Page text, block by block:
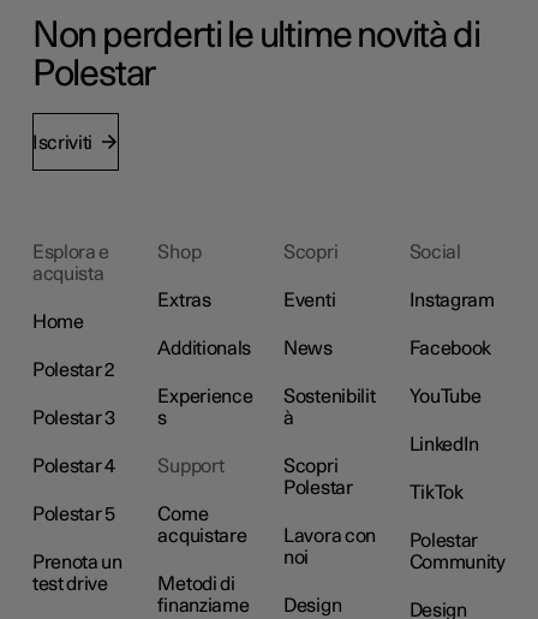
Non perderti le ultime novità di
Polestar
Iscriviti
Esplora e
acquista
Home
Polestar 2
Polestar 3
Polestar 4
Polestar 5
Prenota un
test drive
Shop
Extras
Additionals
Experience
s
Support
Come
acquistare
Metodi di
finanziame
Scopri
Eventi
News
Sostenibilit
à
Scopri
Polestar
Lavora con
noi
Design
Social
Instagram
Facebook
YouTube
LinkedIn
TikTok
Polestar
Community
Design